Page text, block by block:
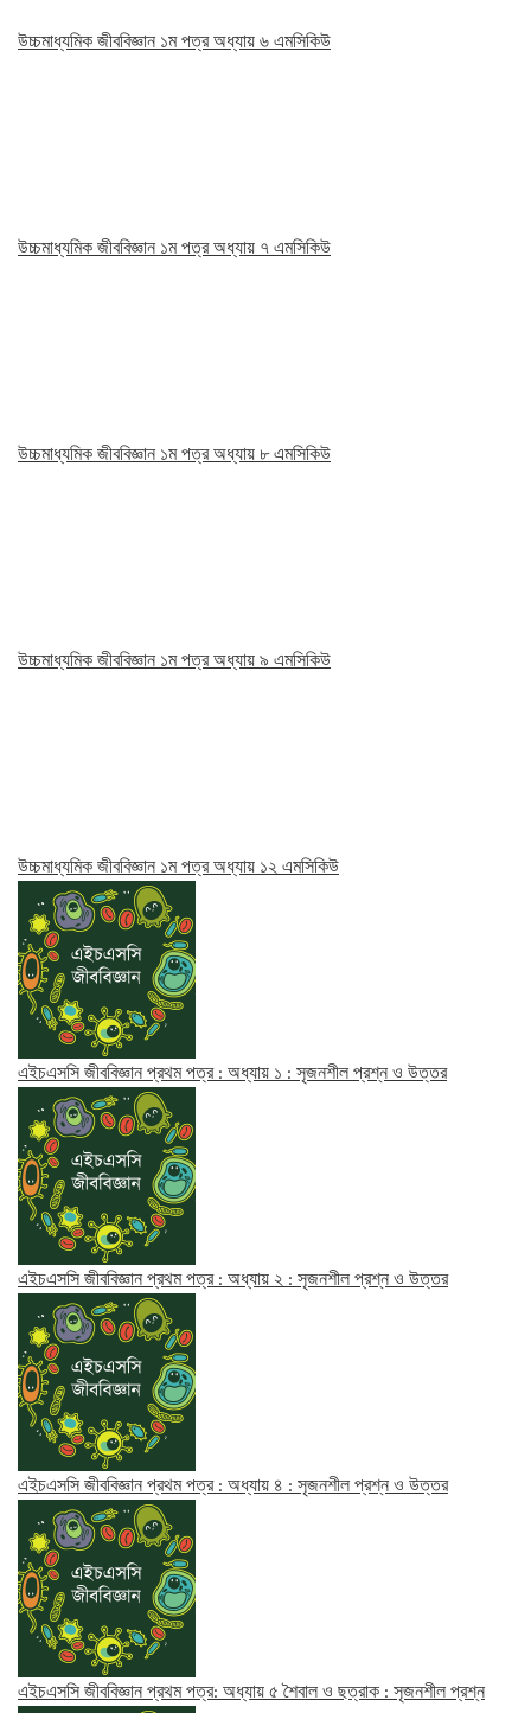
উচ্চমাধ্যমিক জীববিজ্ঞান ১ম পত্র অধ্যায় ৬ এমসিকিউ
উচ্চমাধ্যমিক জীববিজ্ঞান ১ম পত্র অধ্যায় ৭ এমসিকিউ
উচ্চমাধ্যমিক জীববিজ্ঞান ১ম পত্র অধ্যায় ৮ এমসিকিউ
উচ্চমাধ্যমিক জীববিজ্ঞান ১ম পত্র অধ্যায় ৯ এমসিকিউ
উচ্চমাধ্যমিক জীববিজ্ঞান ১ম পত্র অধ্যায় ১২ এমসিকিউ
এইচএসসি জীববিজ্ঞান প্রথম পত্র : অধ্যায় ১ : সৃজনশীল প্রশ্ন ও উত্তর
এইচএসসি জীববিজ্ঞান প্রথম পত্র : অধ্যায় ২ : সৃজনশীল প্রশ্ন ও উত্তর
এইচএসসি জীববিজ্ঞান প্রথম পত্র : অধ্যায় ৪ : সৃজনশীল প্রশ্ন ও উত্তর
এইচএসসি জীববিজ্ঞান প্রথম পত্র: অধ্যায় ৫ শৈবাল ও ছত্রাক : সৃজনশীল প্রশ্ন